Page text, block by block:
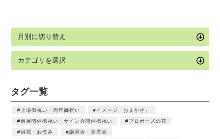
タグ一覧
上場御祝い・周年御祝い
イメージ「おまかせ」
個展開催御祝い・サイン会開催御祝い
プロポーズの花
供花・お悔み
講演会・発表会